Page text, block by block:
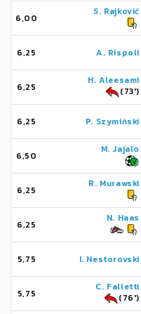
6,00
S. Rajković
6,25 A. Rispoli
6,25
H. Aleesami
(73')
6,25 P. Szymiński
6,50
M. Jajalo
6,25
R. Murawski
6,25
N. Haas
5,75 I. Nestorovski
5,75
C. Falletti
(76')